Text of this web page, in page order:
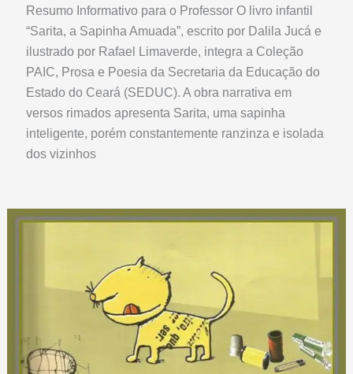
Resumo Informativo para o Professor O livro infantil
“Sarita, a Sapinha Amuada”, escrito por Dalila Jucá e
ilustrado por Rafael Limaverde, integra a Coleção
PAIC, Prosa e Poesia da Secretaria da Educação do
Estado do Ceará (SEDUC). A obra narrativa em
versos rimados apresenta Sarita, uma sapinha
inteligente, porém constantemente ranzinza e isolada
dos vizinhos